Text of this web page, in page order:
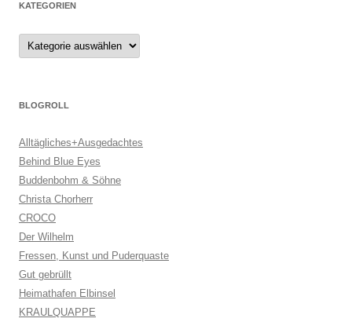
KATEGORIEN
Kategorien
BLOGROLL
Alltägliches+Ausgedachtes
Behind Blue Eyes
Buddenbohm & Söhne
Christa Chorherr
CROCO
Der Wilhelm
Fressen, Kunst und Puderquaste
Gut gebrüllt
Heimathafen Elbinsel
KRAULQUAPPE